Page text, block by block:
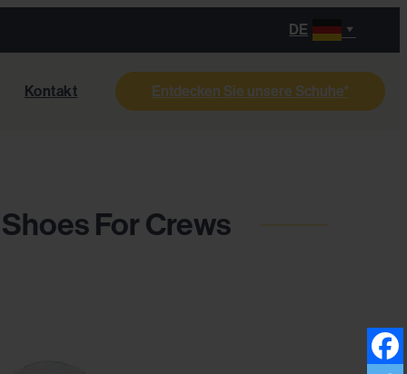
DE
Kontakt Entdecken Sie unsere Schuhe*
For Crews